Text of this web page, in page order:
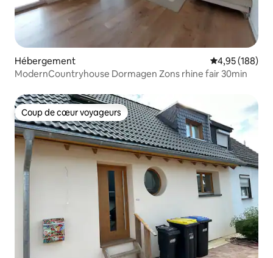
Hébergement Évaluation
4,95 (188)
ModernCountryhouse Dormagen Zons rhine fair 30min
Coup de cœur voyageurs
Coup de cœur voyageurs